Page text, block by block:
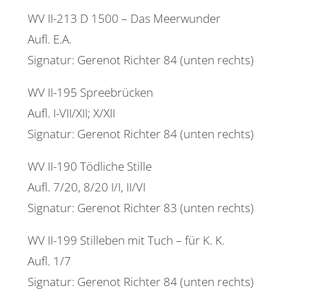
WV II-213 D 1500 – Das Meerwunder
Aufl. E.A.
Signatur: Gerenot Richter 84 (unten rechts)
WV II-195 Spreebrücken
Aufl. I-VII/XII; X/XII
Signatur: Gerenot Richter 84 (unten rechts)
WV II-190 Tödliche Stille
Aufl. 7/20, 8/20 I/I, II/VI
Signatur: Gerenot Richter 83 (unten rechts)
WV II-199 Stilleben mit Tuch – für K. K.
Aufl. 1/7
Signatur: Gerenot Richter 84 (unten rechts)